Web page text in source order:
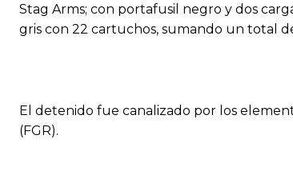
Stag Arms; con portafusil negro y dos
gris con 22 cartuchos, sumando un total
El detenido fue canalizado por los
(FGR).